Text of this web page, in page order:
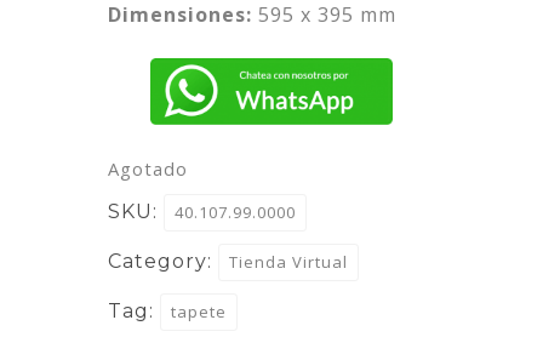
Dimensiones: 595 x 395 mm
Agotado
SKU: 40.107.99.0000
Category: Tienda Virtual
Tag: tapete